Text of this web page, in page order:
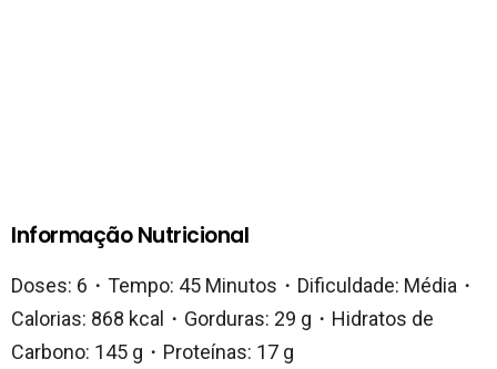
Informação Nutricional
Doses: 6・Tempo: 45 Minutos・Dificuldade: Média・
Calorias: 868 kcal・Gorduras: 29 g・Hidratos de
Carbono: 145 g・Proteínas: 17 g